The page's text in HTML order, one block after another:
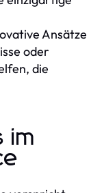
Ansätze
oder
die
im